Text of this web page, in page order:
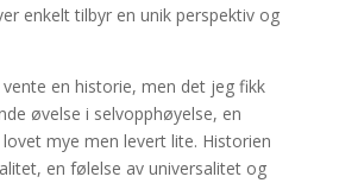
enkelt tilbyr en unik perspektiv og
vente en historie, men det jeg fikk
øvelse i selvopphøyelse, en
mye men levert lite. Historien
en følelse av universalitet og